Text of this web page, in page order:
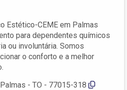
Estético-CEME em Palmas
para dependentes químicos
ou involuntária. Somos
o conforto e a melhor
- TO - 77015-318